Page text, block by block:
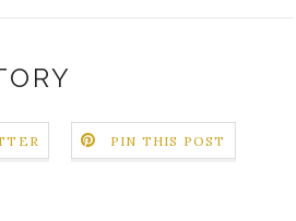
PIN THIS POST